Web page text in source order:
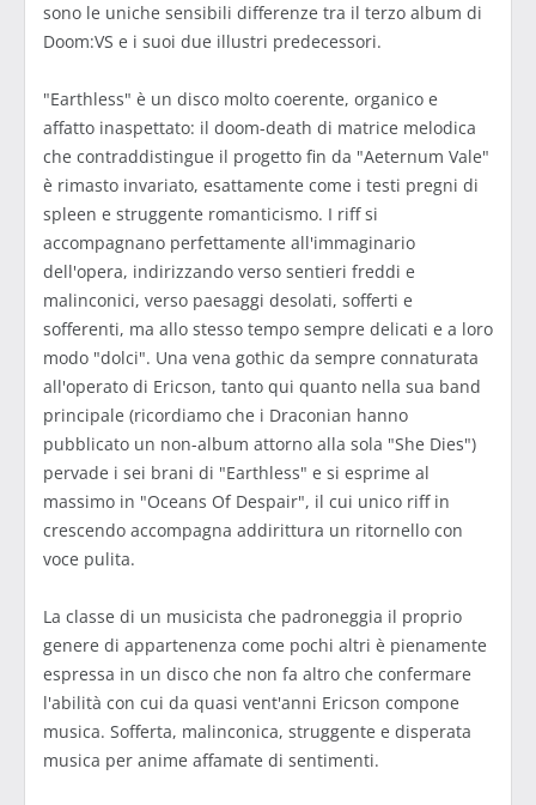
sono le uniche sensibili differenze tra il terzo album di
Doom:VS e i suoi due illustri predecessori.
"Earthless" è un disco molto coerente, organico e
affatto inaspettato: il doom-death di matrice melodica
che contraddistingue il progetto fin da "Aeternum Vale"
è rimasto invariato, esattamente come i testi pregni di
spleen e struggente romanticismo. I riff si
accompagnano perfettamente all'immaginario
dell'opera, indirizzando verso sentieri freddi e
malinconici, verso paesaggi desolati, sofferti e
sofferenti, ma allo stesso tempo sempre delicati e a loro
modo "dolci". Una vena gothic da sempre connaturata
all'operato di Ericson, tanto qui quanto nella sua band
principale (ricordiamo che i Draconian hanno
pubblicato un non-album attorno alla sola "She Dies")
pervade i sei brani di "Earthless" e si esprime al
massimo in "Oceans Of Despair", il cui unico riff in
crescendo accompagna addirittura un ritornello con
voce pulita.
La classe di un musicista che padroneggia il proprio
genere di appartenenza come pochi altri è pienamente
espressa in un disco che non fa altro che confermare
l'abilità con cui da quasi vent'anni Ericson compone
musica. Sofferta, malinconica, struggente e disperata
musica per anime affamate di sentimenti.